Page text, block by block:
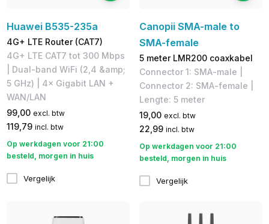
Huawei B535-235a
4G+ LTE Router (CAT7)
4G+ LTE CAT7 tot 300 Mbps
| Dual-band WiFi (2,4 &amp;
5 GHz) | 4× Gigabit LAN +
WAN/LAN
99,00 excl. btw
119,79 incl. btw
Op werkdagen voor 21:00
besteld, morgen in huis
Vergelijk
Canopii SMA-male to
SMA-female
5 meter LMR200 coaxkabel
Connector 1: SMA-male |
Connector 2: SMA-female |
Lengte: 5 meter
19,00 excl. btw
22,99 incl. btw
Op werkdagen voor 21:00
besteld, morgen in huis
Vergelijk